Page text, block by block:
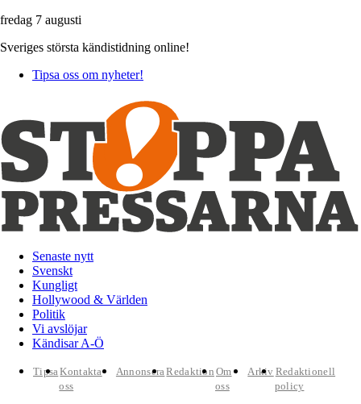
fredag 7 augusti
Sveriges största kändistidning online!
Tipsa oss om nyheter!
Senaste nytt
Svenskt
Kungligt
Hollywood & Världen
Politik
Vi avslöjar
Kändisar A-Ö
TipsaKontakta
oss
AnnonseraRedaktion Om
oss
Arkiv Redaktionell
policy